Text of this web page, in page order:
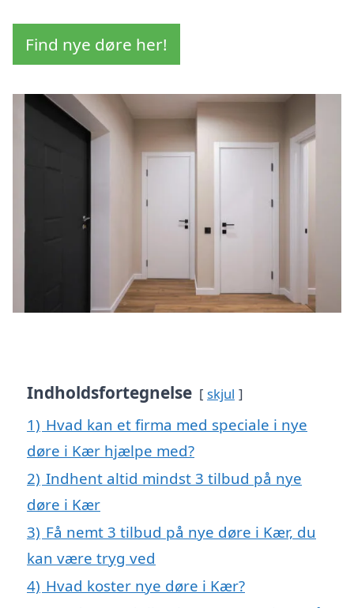
Find nye døre her!
Indholdsfortegnelse skjul
1) Hvad kan et firma med speciale i nye
døre i Kær hjælpe med?
2) Indhent altid mindst 3 tilbud på nye
døre i Kær
3) Få nemt 3 tilbud på nye døre i Kær, du
kan være tryg ved
4) Hvad koster nye døre i Kær?